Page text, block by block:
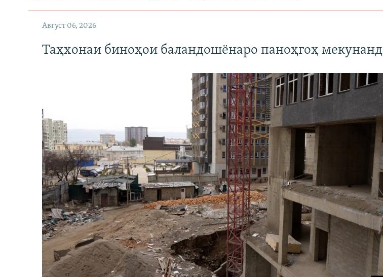
Август 06, 2026
Таҳхонаи биноҳои баландошёнаро паноҳгоҳ мекунанд